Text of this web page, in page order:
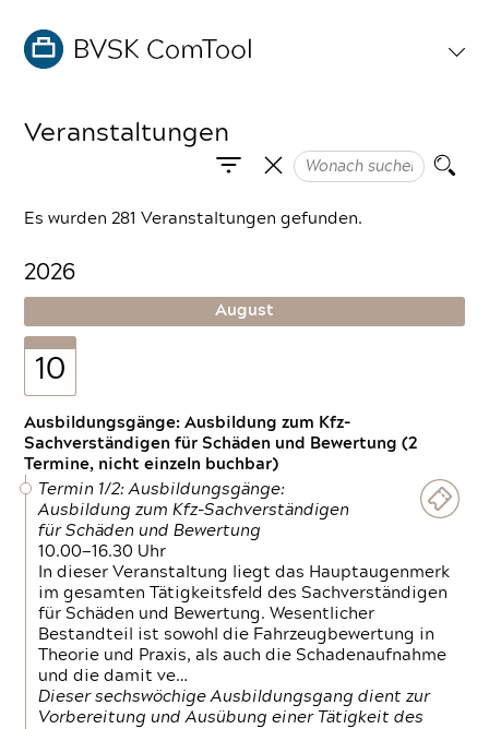
Veranstaltungen
Es wurden 281 Veranstaltungen gefunden.
2026
August
10
Ausbildungsgänge: Ausbildung zum Kfz-
Sachverständigen für Schäden und Bewertung (2
Termine, nicht einzeln buchbar)
Termin 1/2: Ausbildungsgänge:
Ausbildung zum Kfz-Sachverständigen
für Schäden und Bewertung
10.00—16.30 Uhr
In dieser Veranstaltung liegt das Hauptaugenmerk
im gesamten Tätigkeitsfeld des Sachverständigen
für Schäden und Bewertung. Wesentlicher
Bestandteil ist sowohl die Fahrzeugbewertung in
Theorie und Praxis, als auch die Schadenaufnahme
und die damit ve…
Dieser sechswöchige Ausbildungsgang dient zur
Vorbereitung und Ausübung einer Tätigkeit des